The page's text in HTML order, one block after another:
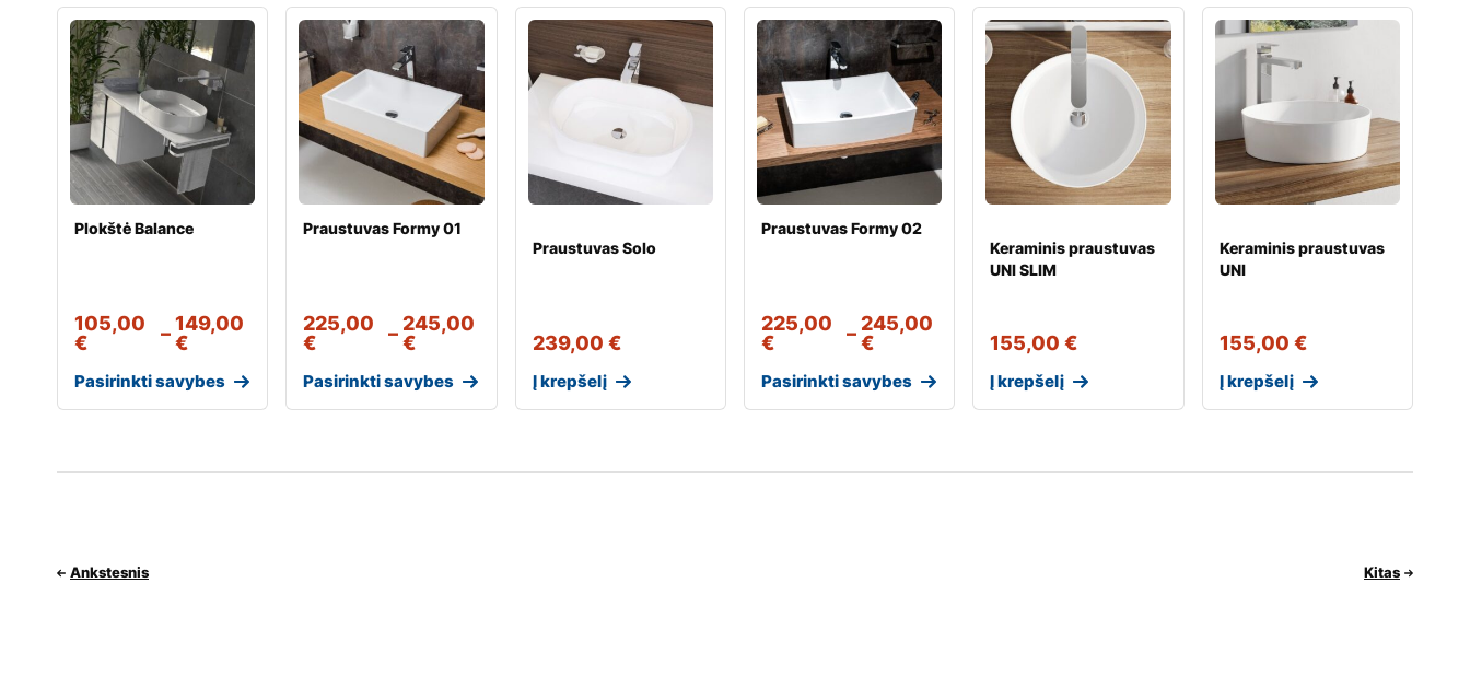
Plokštė Balance
105,00
€
–149,00
€
Pasirinkti savybes
Praustuvas Formy 01
225,00
€
–245,00
€
Pasirinkti savybes
Praustuvas Solo
239,00 €
Į krepšelį
Praustuvas Formy 02
225,00
€
– 245,00
€
Pasirinkti savybes
Keraminis praustuvas
UNI SLIM
155,00€
Į krepšelį
Keraminis praustuvas
UNI
155,00 €
Į krepšelį
Ankstesnis Kitas